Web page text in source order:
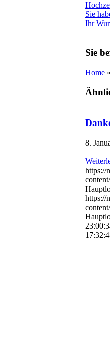
Sie
Ihr
Sie
Home »
8.
https://
https://